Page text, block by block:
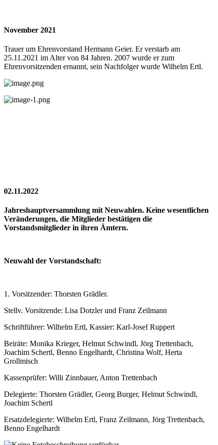
November 2021
Trauer um Ehrenvorstand Hermann Geier. Er verstarb am
25.11.2021 im Alter von 84 Jahren. 2007 wurde er zum
Ehrenvorsitzenden ernannt, sein Nachfolger wurde Wilhelm Ertl.
02.11.2022
Jahreshauptversammlung mit Neuwahlen. Keine wesentlichen
Veränderungen, die Mitglieder bestätigen die
Vorstandsmitglieder in ihren Ämtern.
Neuwahl der Vorstandschaft:
1. Vorsitzender: Thorsten Grädler.
Stellv. Vorsitzende: Lisa Dotzler und Franz Zeilmann
Schriftführer: Wilhelm Ertl, Kassier: Karl-Josef Ruppert
Beiräte: Monika Krieger, Helmut Schwindl, Jörg Trettenbach,
Joachim Schertl, Benno Engelhardt, Christina Wolf, Herta
Grollmisch
Kassenprüfer: Willi Zinnbauer, Anton Trettenbach
Delegierte: Thorsten Grädler, Georg Burger, Helmut Schwindl,
Joachim Schertl
Ersatzdelegierte: Wilhelm Ertl, Franz Zeilmann, Jörg Trettenbach,
Benno Engelhardt